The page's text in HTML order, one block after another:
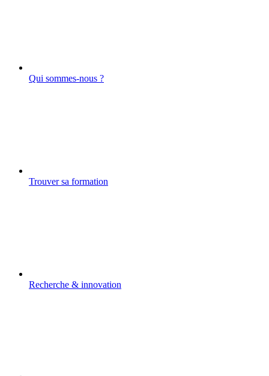
Qui sommes-nous ?
Trouver sa formation
Recherche & innovation